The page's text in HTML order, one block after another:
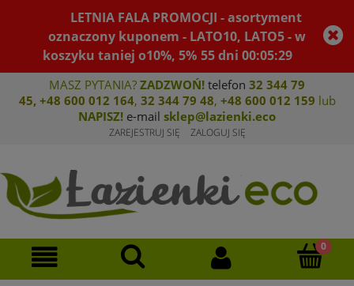
LETNIA FALA PROMOCJI - asortyment
oznaczony kuponem - LATO10, LATO5 - w
koszyku taniej o10%, 5% 55dni00:05:29
MASZ PYTANIA? ZADZWOŃ! telefon 32 344 79
45, +48 600 012 164, 32 344 79 48, +48 600 012 159 lub
NAPISZ! e-mail sklep@lazienki.eco
ZAREJESTRUJ SIĘ ZALOGUJ SIĘ